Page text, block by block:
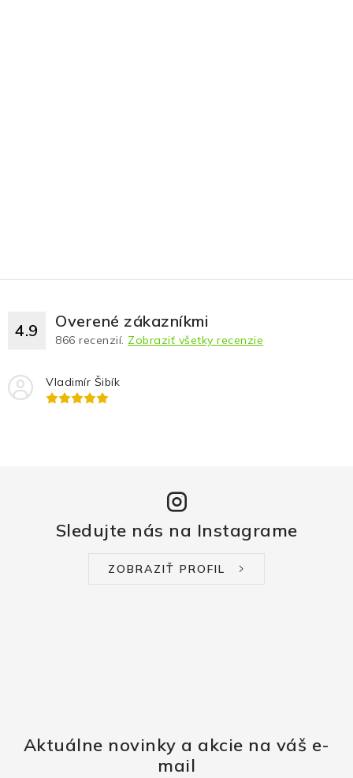
4.9 Overené zákazníkmi
866 recenzií. Zobraziť všetky recenzie
Vladimír Šibík
Sledujte nás na Instagrame
ZOBRAZIŤ PROFIL
Aktuálne novinky a akcie na váš e-
mail